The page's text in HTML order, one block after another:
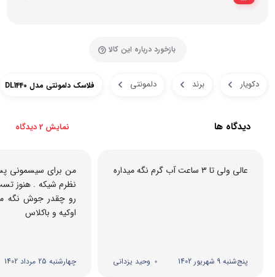
بازخورد درباره این کالا
دکویار برند دلمونتی فلاسک دلمونتی مدل DL1440
دیدگاه ها نمایش 2 دیدگاه
عالی ولی تا ۳ ساعت آب گرم نگه میداره
پنج‌شنبه 9 شهریور 1402 وحید یزدانی
من برای سیسمونی
نظرم شیکه . هنوز
رو چقدر جوش نگه
اوکیه و باکلاس
چهارشنبه 25 مرداد 1402